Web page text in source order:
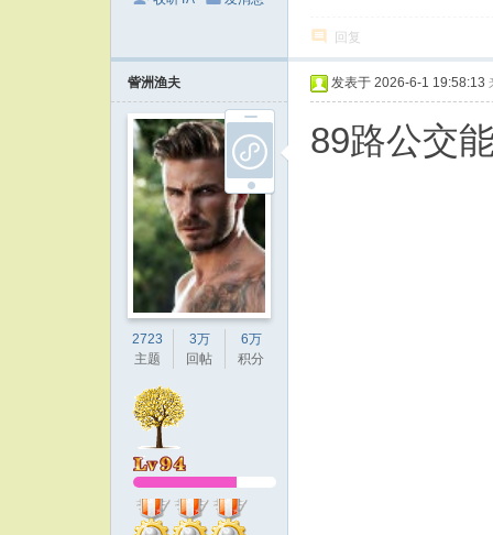
回复
訾洲渔夫
2723
主题
3万
回帖
6万
积分
发表于 2026-6-1 19:58:13
89路公交